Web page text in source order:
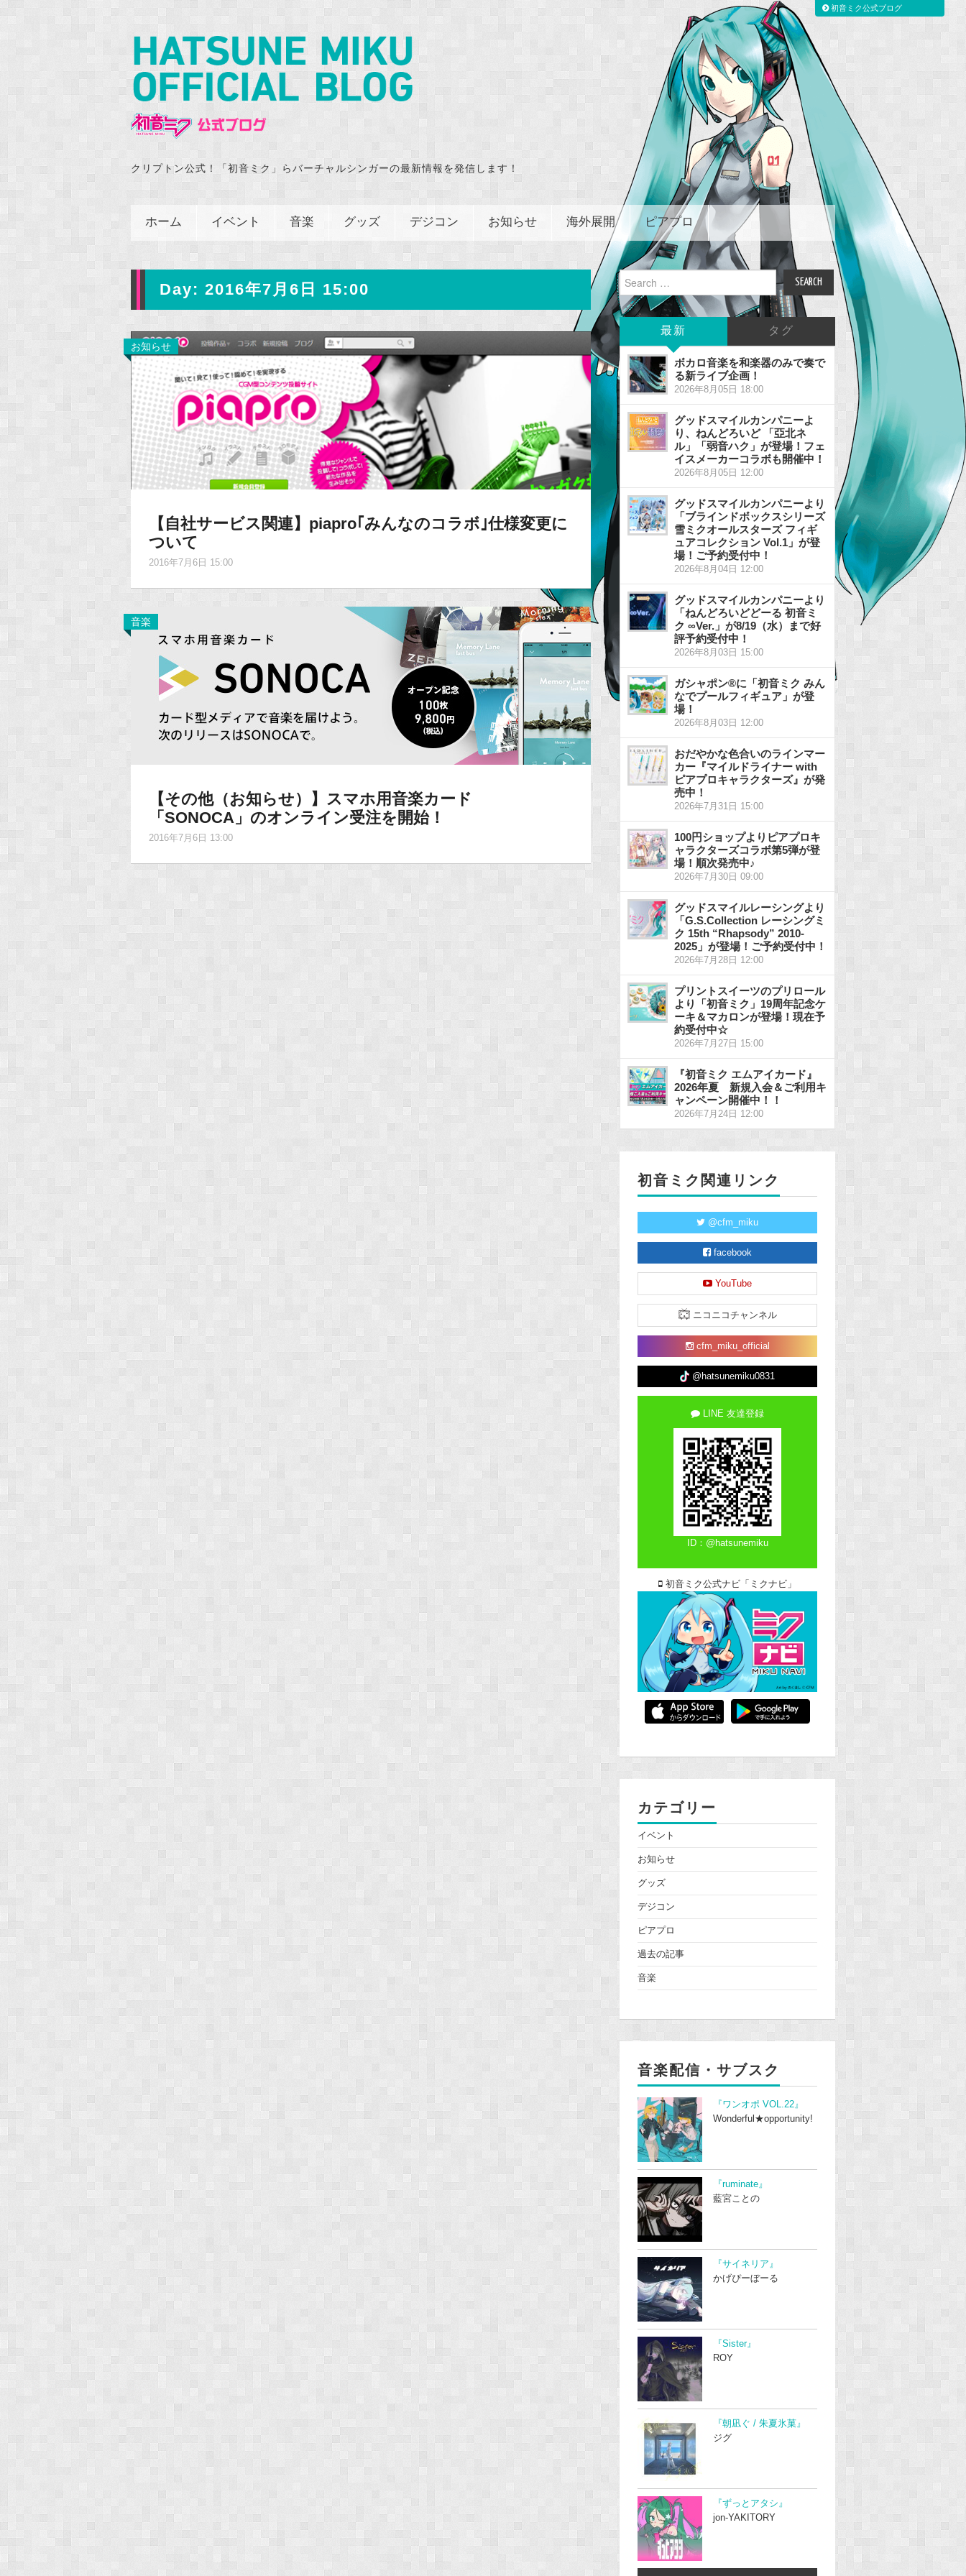
クリプトン公式！「初音ミク」らバーチャルシンガーの最新情報を発信します！
ホーム イベント 音楽 グッズ デジコン お知らせ 海外展開 ピアプロ
Day: 2016年7月6日 15:00
お知らせ
【自社サービス関連】piapro｢みんなのコラボ｣仕様変更に
ついて
2016年7月6日 15:00
音楽
【その他（お知らせ）】スマホ用音楽カード
「SONOCA」のオンライン受注を開始！
2016年7月6日 13:00
Search
for:
最新 タグ
ボカロ音楽を和楽器のみで奏で
る新ライブ企画！
2026年8月05日 18:00
グッドスマイルカンパニーよ
り、ねんどろいど 「亞北ネ
ル」「弱音ハク」が登場！フェ
イスメーカーコラボも開催中！
2026年8月05日 12:00
グッドスマイルカンパニーより
「ブラインドボックスシリーズ
雪ミクオールスターズ フィギ
ュアコレクション Vol.1」が登
場！ご予約受付中！
2026年8月04日 12:00
グッドスマイルカンパニーより
「ねんどろいどどーる 初音ミ
ク ∞Ver.」が8/19（水）まで好
評予約受付中！
2026年8月03日 15:00
ガシャポン®に「初音ミク みん
なでプールフィギュア」が登
場！
2026年8月03日 12:00
おだやかな色合いのラインマー
カー『マイルドライナー with
ピアプロキャラクターズ』が発
売中！
2026年7月31日 15:00
100円ショップよりピアプロキ
ャラクターズコラボ第5弾が登
場！順次発売中♪
2026年7月30日 09:00
グッドスマイルレーシングより
「G.S.Collection レーシングミ
ク 15th “Rhapsody” 2010-
2025」が登場！ご予約受付中！
2026年7月28日 12:00
プリントスイーツのプリロール
より「初音ミク」19周年記念ケ
ーキ＆マカロンが登場！現在予
約受付中☆
2026年7月27日 15:00
『初音ミク エムアイカード』
2026年夏 新規入会＆ご利用キ
ャンペーン開催中！！
2026年7月24日 12:00
初音ミク関連リンク
@cfm_miku
facebook
YouTube
ニコニコチャンネル
cfm_miku_official
@hatsunemiku0831
LINE 友達登録
ID：@hatsunemiku
初音ミク公式ナビ「ミクナビ」
カテゴリー
イベント
お知らせ
グッズ
デジコン
ピアプロ
過去の記事
音楽
音楽配信・サブスク
『ワンオポ VOL.22』
Wonderful★opportunity!
『ruminate』
藍宮ことの
『サイネリア』
かげぴーぼーる
『Sister』
ROY
『朝凪ぐ / 朱夏氷菓』
ジグ
『ずっとアタシ』
jon-YAKITORY
初音ミク公式ブログ